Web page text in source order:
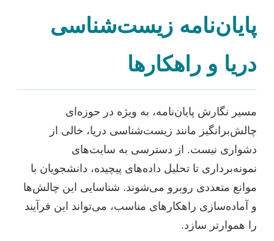
پایان‌نامه زیست‌شناسی
دریا و راهکارها
مسیر نگارش پایان‌نامه، به ویژه در حوزه‌ای
چالش‌برانگیز مانند زیست‌شناسی دریا، خالی از
دشواری نیست. از دسترسی به سایت‌های
نمونه‌برداری تا تحلیل داده‌های پیچیده، دانشجویان با
موانع متعددی روبرو می‌شوند. شناسایی این چالش‌ها
و آماده‌سازی راهکارهای مناسب، می‌تواند این فرآیند
را هموارتر سازد.